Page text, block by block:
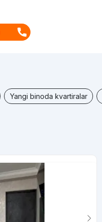
Yangi binoda kvartiralar